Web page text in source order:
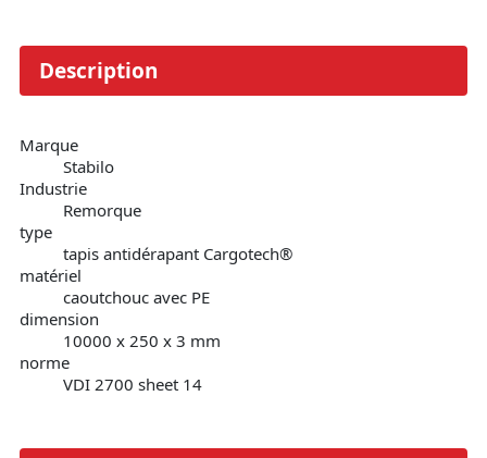
Description
Marque
Stabilo
Industrie
Remorque
type
tapis antidérapant Cargotech®
matériel
caoutchouc avec PE
dimension
10000 x 250 x 3 mm
norme
VDI 2700 sheet 14